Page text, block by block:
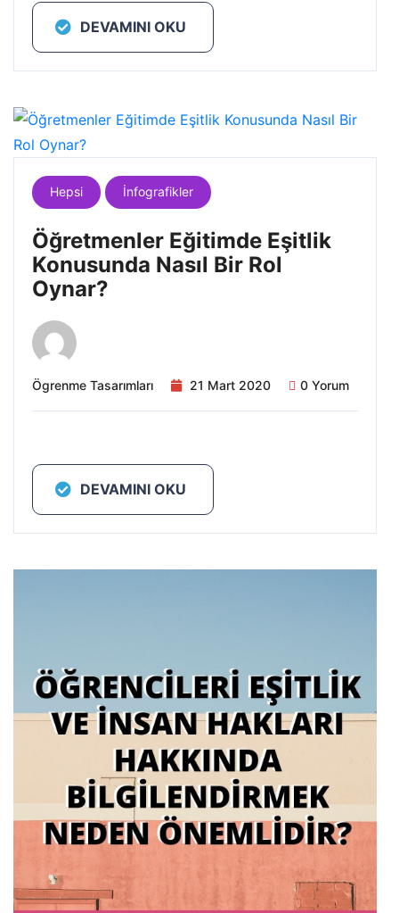
DEVAMINI OKU
Hepsi İnfografikler
Öğretmenler Eğitimde Eşitlik
Konusunda Nasıl Bir Rol
Oynar?
Ögrenme Tasarımları 21 Mart 2020 0 Yorum
DEVAMINI OKU